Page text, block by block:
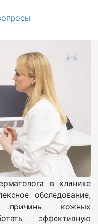
в клинике
обследование,
причины кожных
эффективную